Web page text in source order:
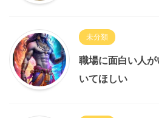
未分類
職場に面白い人
いてほしい